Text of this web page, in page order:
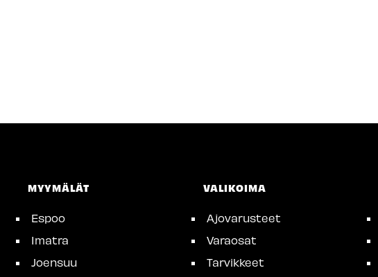
MYYMÄLÄT
Espoo
Imatra
Joensuu
VALIKOIMA
Ajovarusteet
Varaosat
Tarvikkeet